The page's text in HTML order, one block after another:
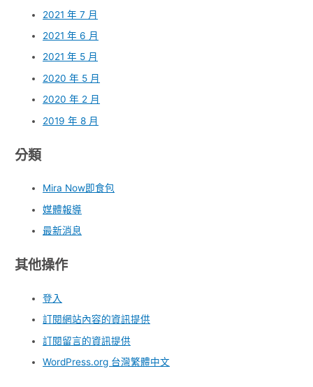
2021 年 7 月
2021 年 6 月
2021 年 5 月
2020 年 5 月
2020 年 2 月
2019 年 8 月
分類
Mira Now即食包
媒體報導
最新消息
其他操作
登入
訂閱網站內容的資訊提供
訂閱留言的資訊提供
WordPress.org 台灣繁體中文